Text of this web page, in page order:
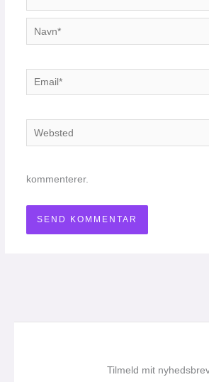
Navn*
Email*
Websted
kommenterer.
Tilmeld mit